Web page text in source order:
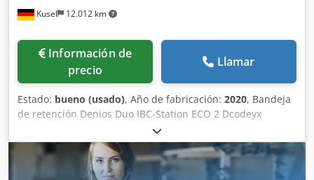
Kusel 12.012 km
Información de
precio
Llamar
Estado: bueno (usado), Año de fabricación: 2020, Bandeja
de retención Denios Duo IBC-Station ECO 2 Dcodeyx
Sdlepfx An Uek Fabricante: Denios Tipo: IBC-Station ECO 2
Año de fabricación: 2020 Material: PE-LLD Capacidad de
carga: 4000 kg con carga uniformemente distribuida
Volumen de retención: 1000 l Volumen bruto de retención: